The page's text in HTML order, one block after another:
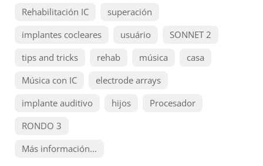
Rehabilitación IC
superación
implantes cocleares
usuário
SONNET 2
tips and tricks
rehab música
casa
Música con IC
electrode arrays
implante auditivo
hijos
Procesador
RONDO 3
Más información...